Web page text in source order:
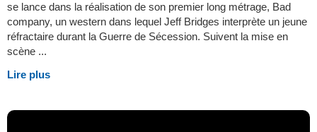
se lance dans la réalisation de son premier long métrage, Bad
company, un western dans lequel Jeff Bridges interprète un jeune
réfractaire durant la Guerre de Sécession. Suivent la mise en
scène ...
Lire plus